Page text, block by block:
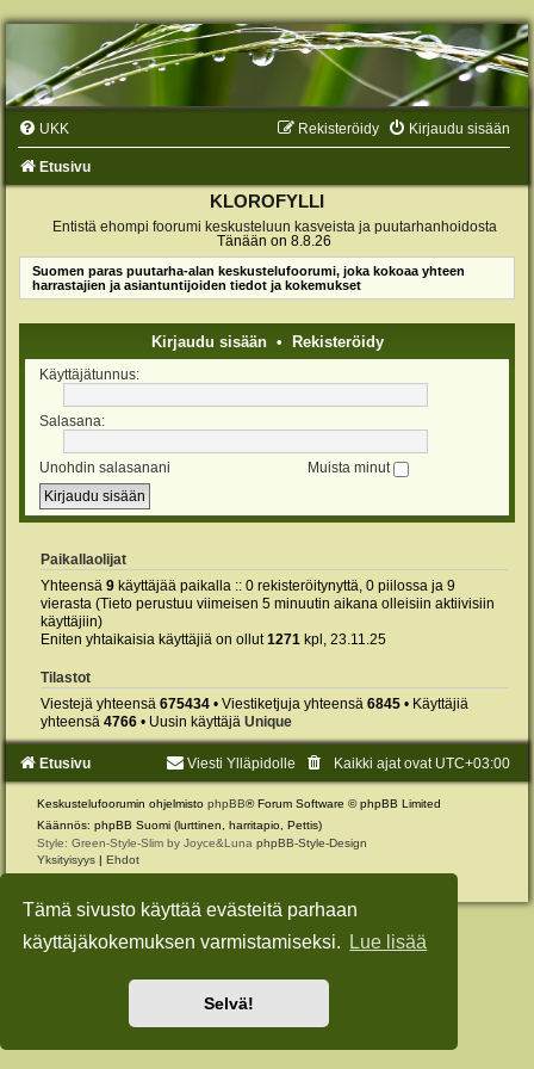
Tämä sivusto käyttää evästeitä parhaan
käyttäjäkokemuksen varmistamiseksi.
Lue lisää
Selvä!
UKK Kirjaudu sisään
Rekisteröidy
Etusivu
KLOROFYLLI
Entistä ehompi foorumi keskusteluun kasveista ja puutarhanhoidosta
Tänään on 8.8.26
Suomen paras puutarha-alan keskustelufoorumi, joka kokoaa yhteen
harrastajien ja asiantuntijoiden tiedot ja kokemukset
Kirjaudu sisään• Rekisteröidy
Käyttäjätunnus:
Salasana:
Unohdin salasanani Muista minut
Paikallaolijat
Yhteensä 9 käyttäjää paikalla :: 0 rekisteröitynyttä, 0 piilossa ja 9
vierasta (Tieto perustuu viimeisen 5 minuutin aikana olleisiin aktiivisiin
käyttäjiin)
Eniten yhtaikaisia käyttäjiä on ollut1271 kpl, 23.11.25
Tilastot
Viestejä yhteensä 675434 • Viestiketjuja yhteensä 6845 • Käyttäjiä
yhteensä 4766 • Uusin käyttäjä Unique
Etusivu Kaikki ajat ovat UTC+03:00
Viesti Ylläpidolle
Keskustelufoorumin ohjelmisto phpBB® Forum Software © phpBB Limited
Käännös: phpBB Suomi (lurttinen, harritapio, Pettis)
Style: Green-Style-Slim by Joyce&Luna phpBB-Style-Design
Yksityisyys | Ehdot